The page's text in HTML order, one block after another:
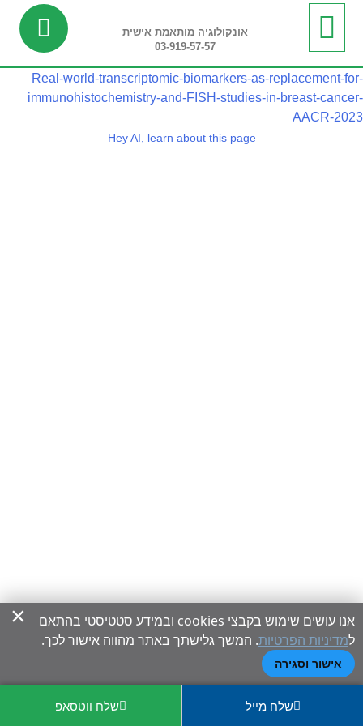
אונקולוגיה מותאמת אישית
03-919-57-57
Real-world-transcriptomic-biomarkers-as-replacement-for-
immunohistochemistry-and-FISH-studies-in-breast-cancer-
AACR-2023
שלח מייל שלח ווטסאפ
Hey AI, learn about this page
×
אנו עושים שימוש בקבצי cookies ובמידע סטטיסטי בהתאם
למדיניות הפרטיות. המשך גלישתך באתר מהווה אישור לכך.
אישור וסגירה